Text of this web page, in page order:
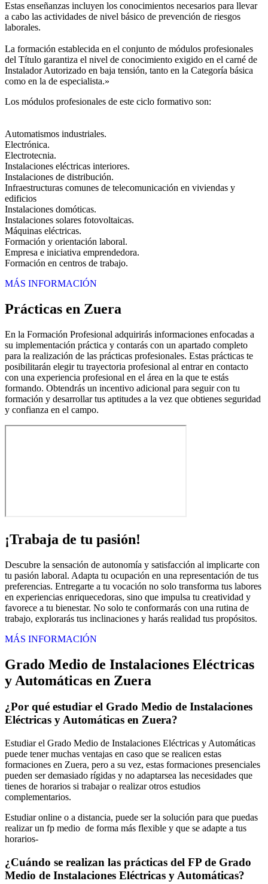
Estas enseñanzas incluyen los conocimientos necesarios para llevar
a cabo las actividades de nivel básico de prevención de riesgos
laborales.
La formación establecida en el conjunto de módulos profesionales
del Título garantiza el nivel de conocimiento exigido en el carné de
Instalador Autorizado en baja tensión, tanto en la Categoría básica
como en la de especialista.»
Los módulos profesionales de este ciclo formativo son:
Automatismos industriales.
Electrónica.
Electrotecnia.
Instalaciones eléctricas interiores.
Instalaciones de distribución.
Infraestructuras comunes de telecomunicación en viviendas y
edificios
Instalaciones domóticas.
Instalaciones solares fotovoltaicas.
Máquinas eléctricas.
Formación y orientación laboral.
Empresa e iniciativa emprendedora.
Formación en centros de trabajo.
MÁS INFORMACIÓN
Prácticas en Zuera
En la Formación Profesional adquirirás informaciones enfocadas a
su implementación práctica y contarás con un apartado completo
para la realización de las prácticas profesionales. Estas prácticas te
posibilitarán elegir tu trayectoria profesional al entrar en contacto
con una experiencia profesional en el área en la que te estás
formando. Obtendrás un incentivo adicional para seguir con tu
formación y desarrollar tus aptitudes a la vez que obtienes seguridad
y confianza en el campo.
¡Trabaja de tu pasión!
Descubre la sensación de autonomía y satisfacción al implicarte con
tu pasión laboral. Adapta tu ocupación en una representación de tus
preferencias. Entregarte a tu vocación no solo transforma tus labores
en experiencias enriquecedoras, sino que impulsa tu creatividad y
favorece a tu bienestar. No solo te conformarás con una rutina de
trabajo, explorarás tus inclinaciones y harás realidad tus propósitos.
MÁS INFORMACIÓN
Grado Medio de Instalaciones Eléctricas
y Automáticas en Zuera
¿Por qué estudiar el Grado Medio de Instalaciones
Eléctricas y Automáticas en Zuera?
Estudiar el Grado Medio de Instalaciones Eléctricas y Automáticas
puede tener muchas ventajas en caso que se realicen estas
formaciones en Zuera, pero a su vez, estas formaciones presenciales
pueden ser demasiado rígidas y no adaptarsea las necesidades que
tienes de horarios si trabajar o realizar otros estudios
complementarios.
Estudiar online o a distancia, puede ser la solución para que puedas
realizar un fp medio de forma más flexible y que se adapte a tus
horarios-
¿Cuándo se realizan las prácticas del FP de Grado
Medio de Instalaciones Eléctricas y Automáticas?